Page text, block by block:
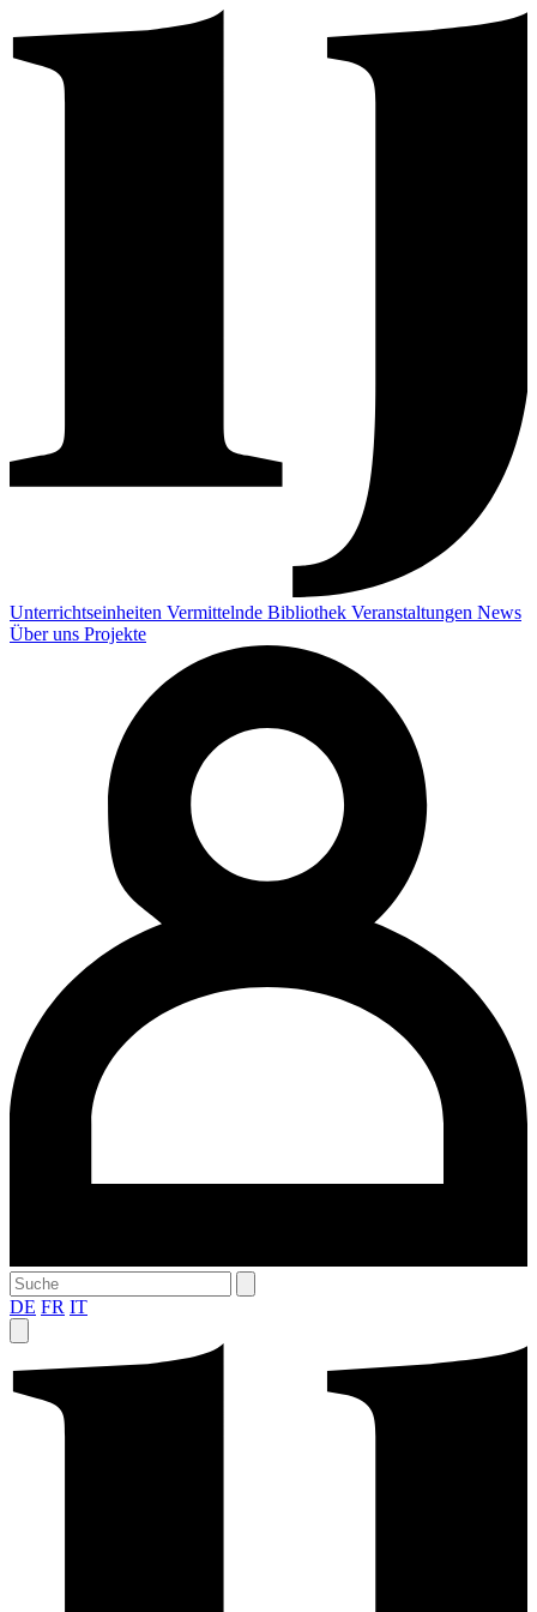
Unterrichtseinheiten Vermittelnde Bibliothek Veranstaltungen News
Über uns Projekte
DE FR IT